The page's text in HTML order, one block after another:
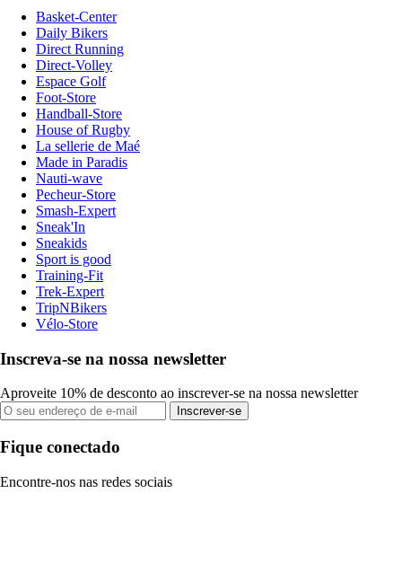
Basket-Center
Daily Bikers
Direct Running
Direct-Volley
Espace Golf
Foot-Store
Handball-Store
House of Rugby
La sellerie de Maé
Made in Paradis
Nauti-wave
Pecheur-Store
Smash-Expert
Sneak'In
Sneakids
Sport is good
Training-Fit
Trek-Expert
TripNBikers
Vélo-Store
Inscreva-se na nossa newsletter
Aproveite 10% de desconto ao inscrever-se na nossa newsletter
Inscrever-se
Fique conectado
Encontre-nos nas redes sociais